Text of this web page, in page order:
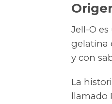
Jell-O
gelatina
y con
La
llamado